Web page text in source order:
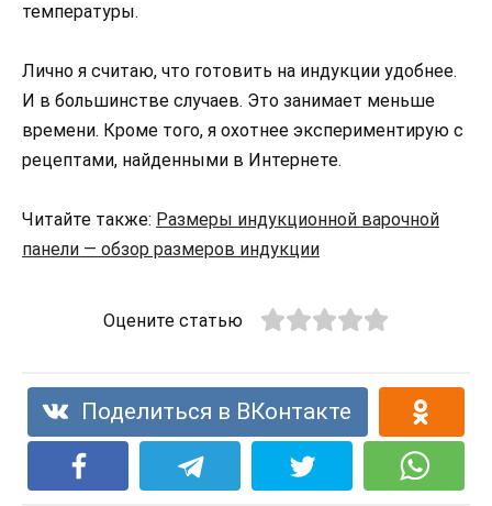
температуры.
Лично я считаю, что готовить на индукции удобнее.
И в большинстве случаев. Это занимает меньше
времени. Кроме того, я охотнее экспериментирую с
рецептами, найденными в Интернете.
Читайте также: Размеры индукционной варочной
панели — обзор размеров индукции
Оцените статью
Поделиться в ВКонтакте